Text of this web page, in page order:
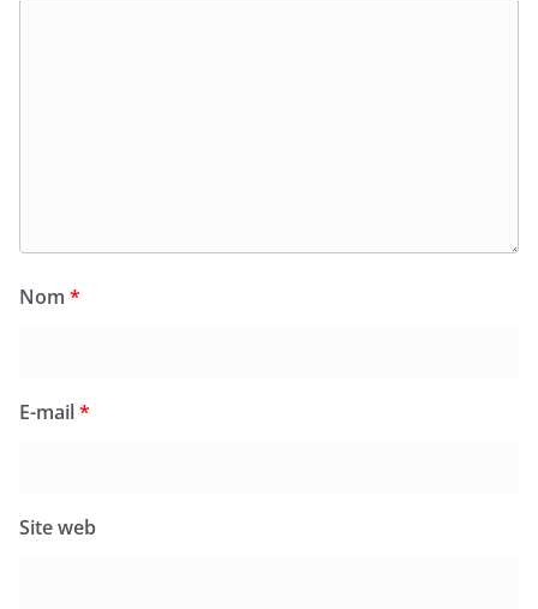
Nom *
E-mail*
Site web